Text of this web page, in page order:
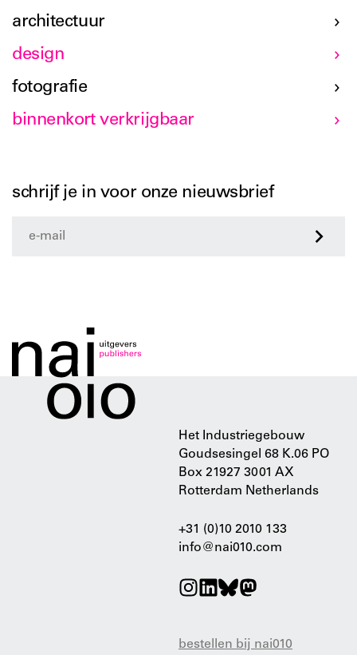
architectuur
design
fotografie
binnenkort verkrijgbaar
schrijf je in voor onze nieuwsbrief
Het Industriegebouw
Goudsesingel 68 K.06 PO
Box 21927 3001 AX
Rotterdam Netherlands
+31 (0)10 2010 133
info@nai010.com
bestellen bij nai010